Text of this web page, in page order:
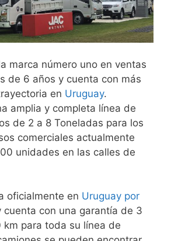
marca número uno en ventas
de 6 años y cuenta con más
en Uruguay.
amplia y completa línea de
de 2 a 8 Toneladas para los
comerciales actualmente
unidades en las calles de
oficialmente en Uruguay por
cuenta con una garantía de 3
km para toda su línea de